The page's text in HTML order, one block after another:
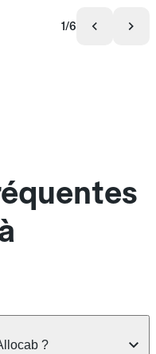
1/6
?